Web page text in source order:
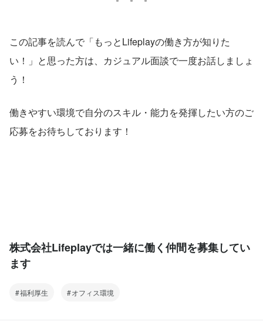
この記事を読んで「もっとLifeplayの働き方が知りた
い！」と思った方は、カジュアル面談で一度お話しましょ
う！
働きやすい環境で自分のスキル・能力を発揮したい方のご
応募をお待ちしております！
株式会社Lifeplayでは一緒に働く仲間を募集してい
ます
福利厚生 オフィス環境